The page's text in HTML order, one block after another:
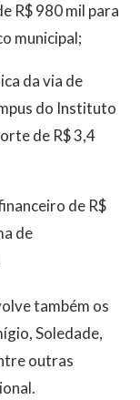
R$ 980 mil para
municipal;
da via de
do Instituto
de R$ 3,4
de R$
de
também os
Soledade,
outras